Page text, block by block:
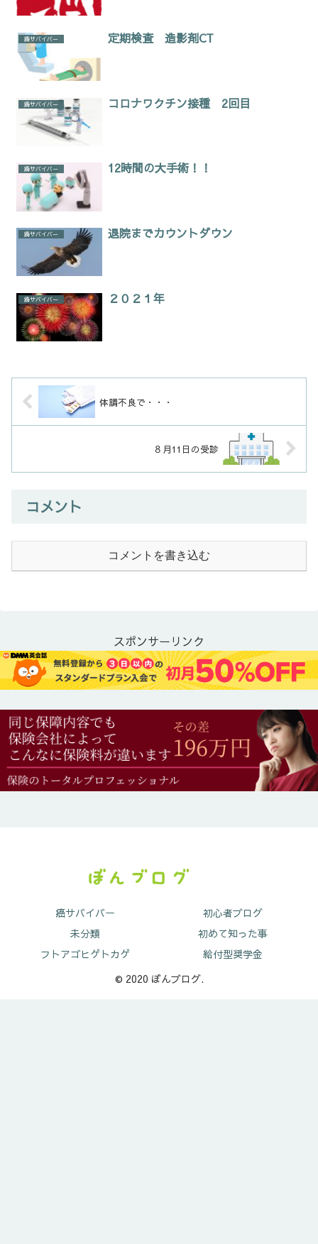
癌サバイバー 定期検査 造影剤CT
癌サバイバー コロナワクチン接種 2回目
癌サバイバー 12時間の大手術！！
癌サバイバー 退院までカウントダウン
癌サバイバー ２０２１年
体調不良で・・・
８月11日の受診
コメント
コメントを書き込む
スポンサーリンク
癌サバイバー
初心者ブログ
未分類
初めて知った事
フトアゴヒゲトカゲ
給付型奨学金
© 2020 ぼんブログ.